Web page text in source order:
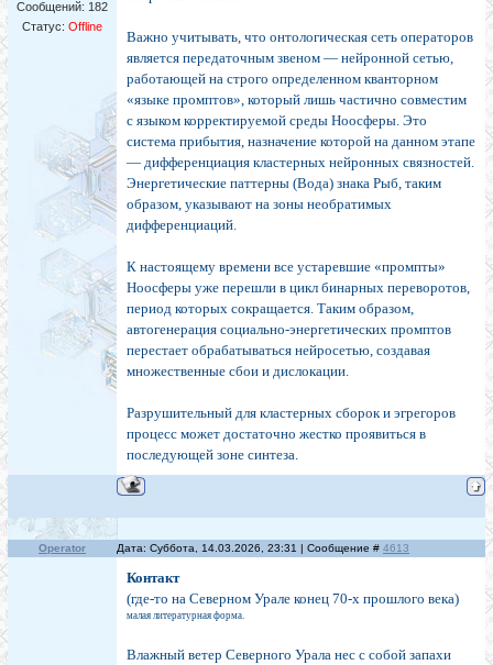
Сообщений: 182
Статус: Offline
Важно учитывать, что онтологическая сеть операторов
является передаточным звеном — нейронной сетью,
работающей на строго определенном кванторном
«языке промптов», который лишь частично совместим
с языком корректируемой среды Ноосферы. Это
система прибытия, назначение которой на данном этапе
— дифференциация кластерных нейронных связностей.
Энергетические паттерны (Вода) знака Рыб, таким
образом, указывают на зоны необратимых
дифференциаций.
К настоящему времени все устаревшие «промпты»
Ноосферы уже перешли в цикл бинарных переворотов,
период которых сокращается. Таким образом,
автогенерация социально-энергетических промптов
перестает обрабатываться нейросетью, создавая
множественные сбои и дислокации.
Разрушительный для кластерных сборок и эгрегоров
процесс может достаточно жестко проявиться в
последующей зоне синтеза.
Operator Дата: Суббота, 14.03.2026, 23:31 | Сообщение # 4613
Контакт
(где-то на Северном Урале конец 70-х прошлого века)
малая литературная форма.
Влажный ветер Северного Урала нес с собой запахи